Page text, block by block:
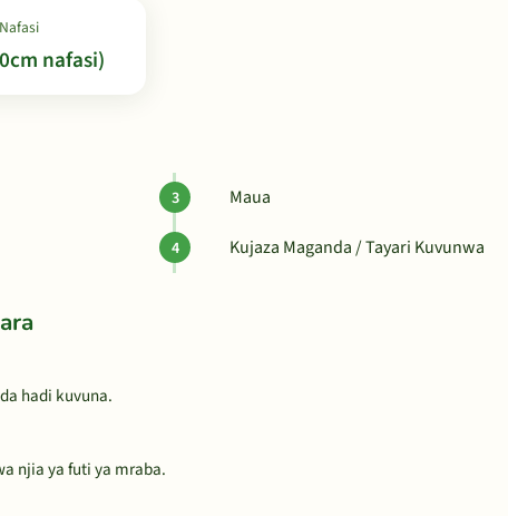
Nafasi
nafasi)
Maua
Kujaza Maganda / Tayari Kuvunwa
hadi kuvuna.
njia ya futi ya mraba.